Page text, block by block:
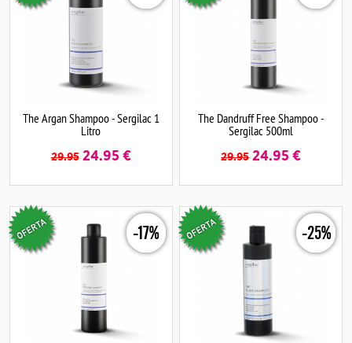
The Argan Shampoo - Sergilac 1
Litro
29.95 24.95 €
The Dandruff Free Shampoo -
Sergilac 500ml
29.95 24.95 €
-17% -25%